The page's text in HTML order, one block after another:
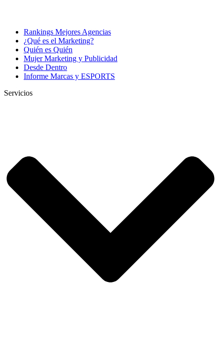
Rankings Mejores Agencias
¿Qué es el Marketing?
Quién es Quién
Mujer Marketing y Publicidad
Desde Dentro
Informe Marcas y ESPORTS
Servicios